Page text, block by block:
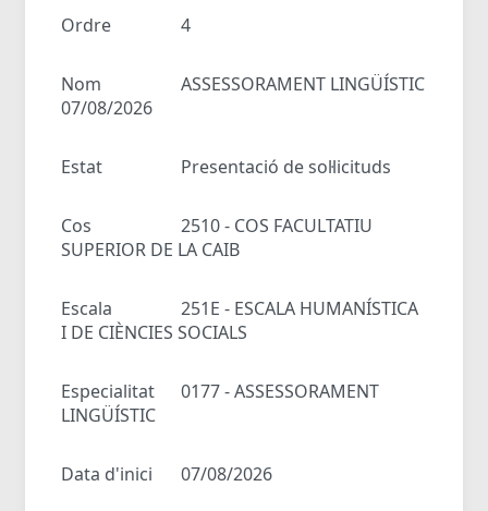
Ordre 4
Nom
ASSESSORAMENT LINGÜÍSTIC
07/08/2026
Estat Presentació de sol·licituds
Cos
2510 - COS FACULTATIU
SUPERIOR DE LA CAIB
Escala
251E - ESCALA HUMANÍSTICA
I DE CIÈNCIES SOCIALS
Especialitat
0177 - ASSESSORAMENT
LINGÜÍSTIC
Data d'inici 07/08/2026